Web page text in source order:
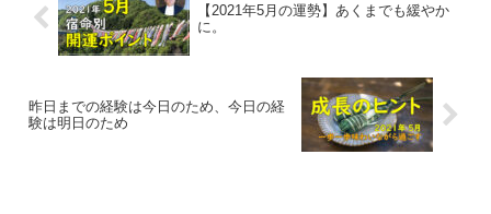
【2021年5月の運勢】あくまでも緩やか
に。
昨日までの経験は今日のため、今日の経
験は明日のため